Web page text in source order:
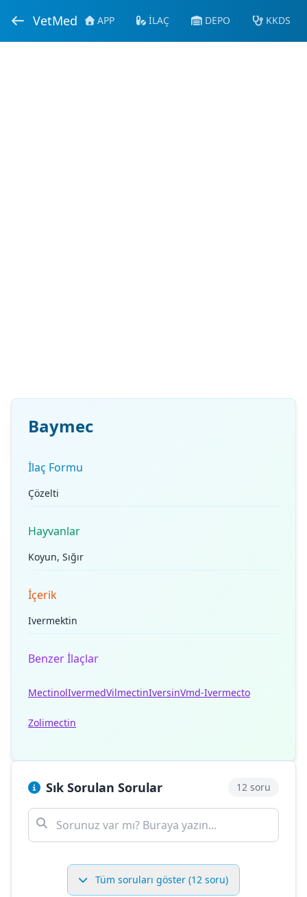
VetMed APP İLAÇ DEPO KKDS
Baymec
İlaç Formu
Çözelti
Hayvanlar
Koyun, Sığır
İçerik
Ivermektin
Benzer İlaçlar
MectinolIvermedVilmectinIversinVmd-Ivermecto
Zolimectin
Sık Sorulan Sorular 12 soru
Tüm soruları göster (12 soru)